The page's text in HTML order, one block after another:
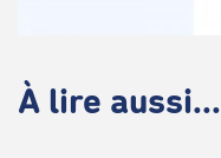
À lire aussi...